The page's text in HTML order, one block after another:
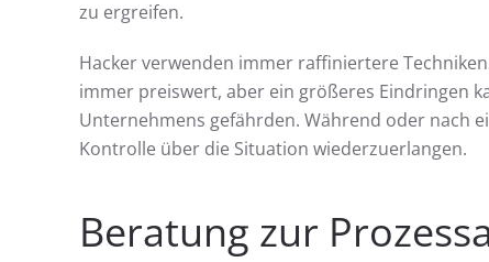
zu ergreifen.
Hacker verwenden immer raffiniertere
immer preiswert, aber ein größeres Eindringen
Unternehmens gefährden. Während oder nach
Kontrolle über die Situation wiederzuerlangen.
Beratung zur